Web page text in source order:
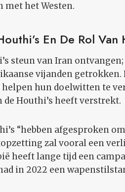
met het Westen.
En De Rol
steun van Iran
vijanden
helpen hun doelwitten te
Houthi’s heeft verstrekt.
“hebben afgesproken
zal vooral een
heeft lange tijd een
in 2022 een